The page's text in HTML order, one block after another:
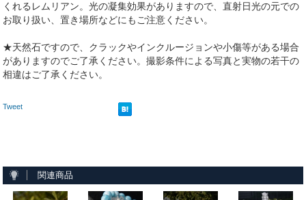
くれるレムリアン。光の凝集効果がありますので、直射日光の元での
お取り扱い、置き場所などにもご注意ください。
★天然石ですので、クラックやインクルージョンや小傷等がある場合
がありますのでご了承ください。撮影条件による写真と実物の若干の
相違はご了承ください。
Tweet
関連商品